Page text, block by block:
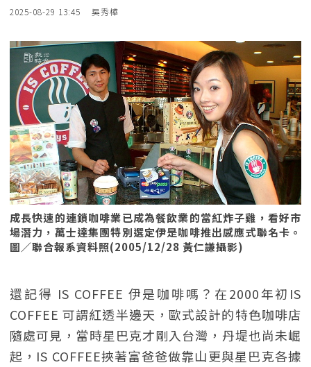
2025-08-29 13:45 吳秀樺
成長快速的連鎖咖啡業已成為餐飲業的當紅炸子雞，看好市
場潛力，萬士達集團特別選定伊是咖啡推出感應式聯名卡。
圖／聯合報系資料照(2005/12/28 黃仁謙攝影)
還記得 IS COFFEE 伊是咖啡嗎？在2000年初IS
COFFEE 可謂紅透半邊天，歐式設計的特色咖啡店
隨處可見，當時星巴克才剛入台灣，丹堤也尚未崛
起，IS COFFEE挾著富爸爸做靠山更與星巴克各據